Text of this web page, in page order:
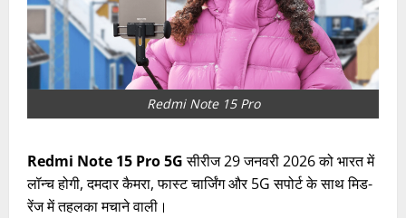
Redmi Note 15 Pro
Redmi Note 15 Pro 5Gसीरीज 29 जनवरी 2026 को भारत में
लॉन्च होगी, दमदार कैमरा, फास्ट चार्जिंग और 5G सपोर्ट के साथ मिड-
रेंज में तहलका मचाने वाली।